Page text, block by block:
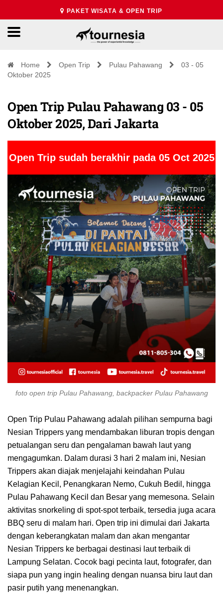
PAKET WISATA & OPEN TRIP
Home Open Trip Pulau Pahawang
03 - 05
Oktober 2025
Open Trip Pulau Pahawang 03 - 05
Oktober 2025, Dari Jakarta
Open Trip sudah berakhir pada 05 Oct 2025
foto open trip Pulau Pahawang, backpacker Pulau Pahawang
Open Trip Pulau Pahawang adalah pilihan sempurna bagi
Nesian Trippers yang mendambakan liburan tropis dengan
petualangan seru dan pengalaman bawah laut yang
mengagumkan. Dalam durasi 3 hari 2 malam ini, Nesian
Trippers akan diajak menjelajahi keindahan Pulau
Kelagian Kecil, Penangkaran Nemo, Cukuh Bedil, hingga
Pulau Pahawang Kecil dan Besar yang memesona. Selain
aktivitas snorkeling di spot-spot terbaik, tersedia juga acara
BBQ seru di malam hari. Open trip ini dimulai dari Jakarta
dengan keberangkatan malam dan akan mengantar
Nesian Trippers ke berbagai destinasi laut terbaik di
Lampung Selatan. Cocok bagi pecinta laut, fotografer, dan
siapa pun yang ingin healing dengan nuansa biru laut dan
pasir putih yang menenangkan.